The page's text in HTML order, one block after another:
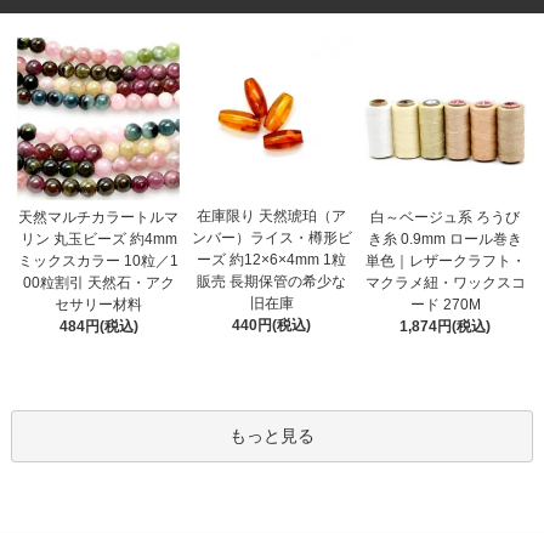
天然マルチカラートルマ
リン 丸玉ビーズ 約4mm
ミックスカラー 10粒／1
00粒割引 天然石・アク
セサリー材料
484円(税込)
在庫限り 天然琥珀（ア
ンバー）ライス・樽形ビ
ーズ 約12×6×4mm 1粒
販売 長期保管の希少な
旧在庫
440円(税込)
白～ベージュ系 ろうび
き糸 0.9mm ロール巻き
単色｜レザークラフト・
マクラメ紐・ワックスコ
ード 270M
1,874円(税込)
もっと見る